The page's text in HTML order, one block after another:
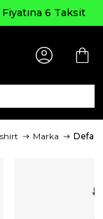
6 Taksit
Marka